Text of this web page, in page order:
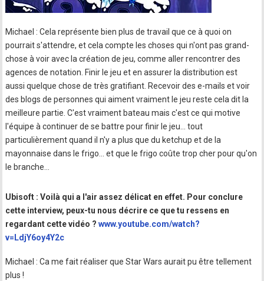
Michael : Cela représente bien plus de travail que ce à quoi on
pourrait s'attendre, et cela compte les choses qui n'ont pas grand-
chose à voir avec la création de jeu, comme aller rencontrer des
agences de notation. Finir le jeu et en assurer la distribution est
aussi quelque chose de très gratifiant. Recevoir des e-mails et voir
des blogs de personnes qui aiment vraiment le jeu reste cela dit la
meilleure partie. C'est vraiment bateau mais c'est ce qui motive
l'équipe à continuer de se battre pour finir le jeu… tout
particulièrement quand il n'y a plus que du ketchup et de la
mayonnaise dans le frigo… et que le frigo coûte trop cher pour qu'on
le branche…
Ubisoft : Voilà qui a l'air assez délicat en effet. Pour conclure
cette interview, peux-tu nous décrire ce que tu ressens en
regardant cette vidéo ?www.youtube.com/watch?
v=LdjY6oy4Y2c
Michael : Ca me fait réaliser que Star Wars aurait pu être tellement
plus !